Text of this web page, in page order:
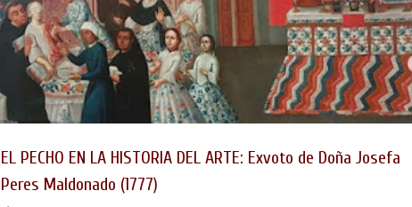
EL PECHO EN LA HISTORIA DEL ARTE: Exvoto de Doña Josefa
Peres Maldonado (1777)